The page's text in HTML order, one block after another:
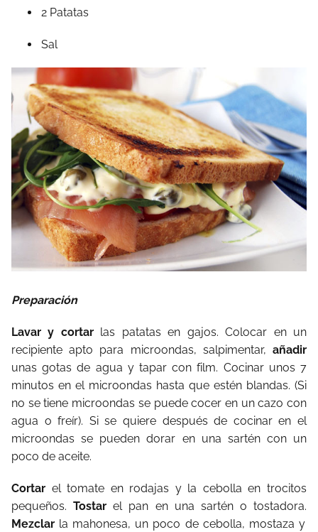
2 Patatas
Sal
Preparación
Lavar y cortarlas patatas en gajos. Colocar en un
recipiente apto para microondas, salpimentar, añadir
unas gotas de agua y tapar con film. Cocinar unos 7
minutos en el microondas hasta que estén blandas. (Si
no se tiene microondas se puede cocer en un cazo con
agua o freír). Si se quiere después de cocinar en el
microondas se pueden dorar en una sartén con un
poco de aceite.
Cortar el tomate en rodajas y la cebolla en trocitos
pequeños.Tostar el pan en una sartén o tostadora.
Mezclar la mahonesa, un poco de cebolla, mostaza y